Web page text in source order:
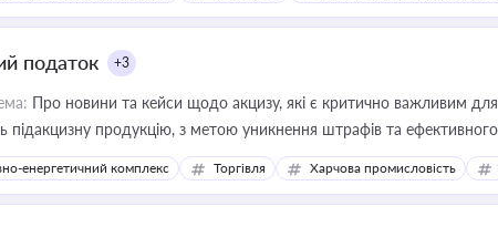
податок +3
Про новини та кейси щодо акцизу, які є критично важливим
підакцизну продукцію, з метою уникнення штрафів та
енергетичний комплекс Торгівля Харчова промисловість